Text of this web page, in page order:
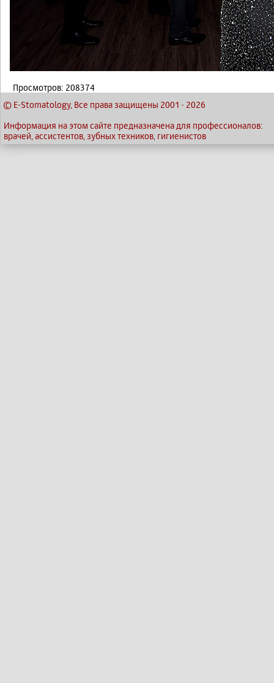
Просмотров: 208374
© E-Stomatology, Все права защищены 2001 - 2026
Информация на этом сайте предназначена для профессионалов:
врачей, ассистентов, зубных техников, гигиенистов